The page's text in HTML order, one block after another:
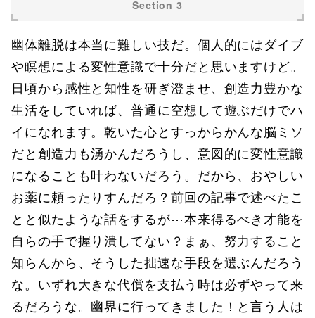
幽体離脱は本当に難しい技だ。個人的にはダイブ
や瞑想による変性意識で十分だと思いますけど。
日頃から感性と知性を研ぎ澄ませ、創造力豊かな
生活をしていれば、普通に空想して遊ぶだけでハ
イになれます。乾いた心とすっからかんな脳ミソ
だと創造力も湧かんだろうし、意図的に変性意識
になることも叶わないだろう。だから、おやしい
お薬に頼ったりすんだろ？前回の記事で述べたこ
とと似たような話をするが⋯本来得るべき才能を
自らの手で握り潰してない？まぁ、努力すること
知らんから、そうした拙速な手段を選ぶんだろう
な。いずれ大きな代償を支払う時は必ずやって来
るだろうな。幽界に行ってきました！と言う人は